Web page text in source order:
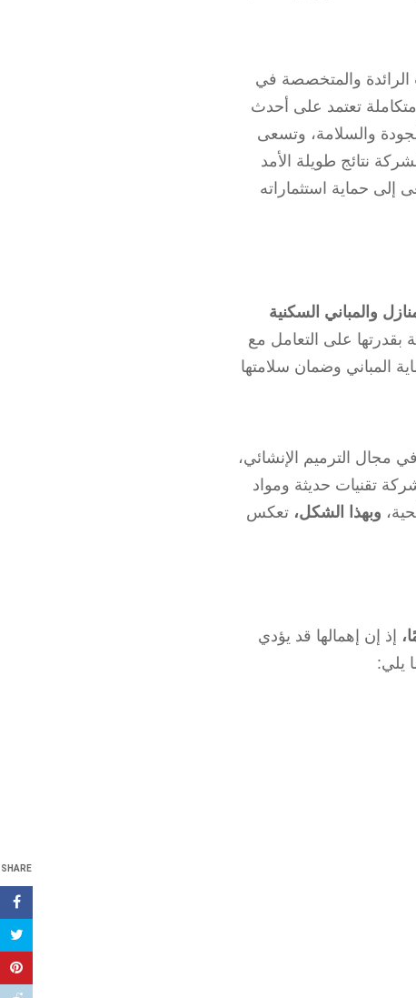
SHARE
والمتخصصة في
تعتمد على أحدث
والسلامة، وتسعى
نتائج طويلة الأمد
إلى حماية استثماراته
والمباني السكنية
بقدرتها على التعامل مع
المباني وضمان سلامتها
في مجال الترميم الإنشائي،
تقنيات حديثة ومواد
وبهذا الشكل، تعكس
إذ إن إهمالها قد يؤدي
يلي: